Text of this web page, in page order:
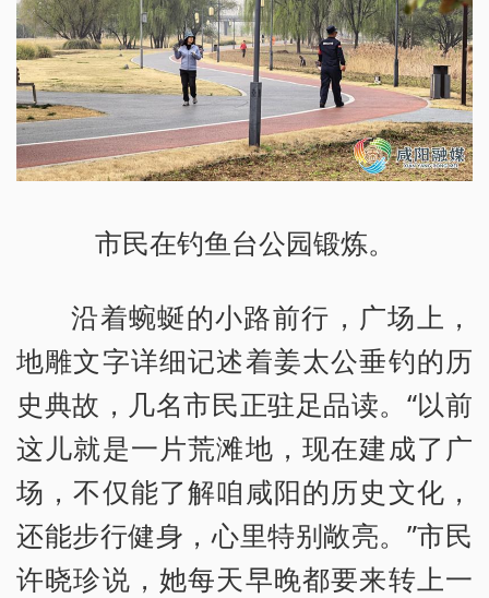
市民在钓鱼台公园锻炼。
沿着蜿蜒的小路前行，广场上，
地雕文字详细记述着姜太公垂钓的历
史典故，几名市民正驻足品读。“以前
这儿就是一片荒滩地，现在建成了广
场，不仅能了解咱咸阳的历史文化，
还能步行健身，心里特别敞亮。”市民
许晓珍说，她每天早晚都要来转上一